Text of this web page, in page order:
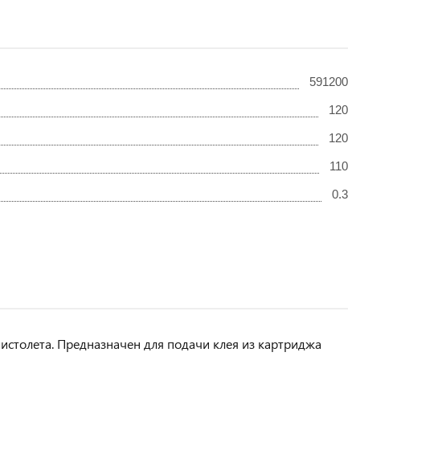
591200
120
120
110
0.3
Предназначен для подачи клея из картриджа